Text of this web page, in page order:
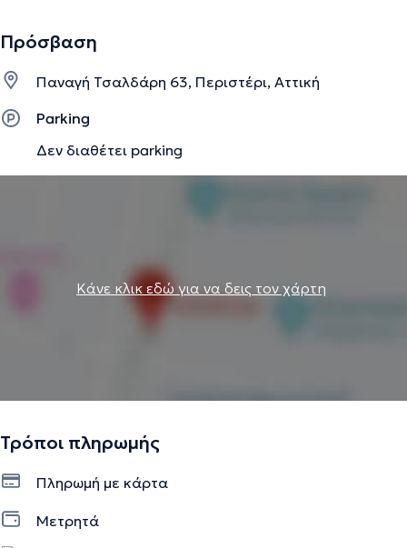
Πρόσβαση
Παναγή Τσαλδάρη 63, Περιστέρι, Αττική
Parking
Δεν διαθέτει parking
Κάνε κλικ εδώ για να δεις τον χάρτη
Τρόποι πληρωμής
Πληρωμή με κάρτα
Μετρητά